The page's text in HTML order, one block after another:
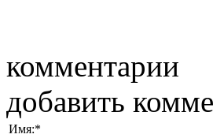
комментарии
добавить
Имя:*